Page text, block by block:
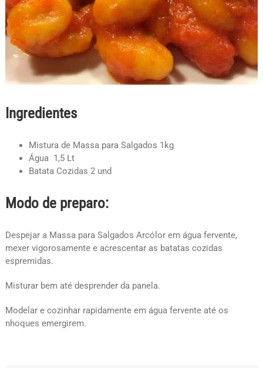
Ingredientes
Mistura de Massa para Salgados 1kg
Água 1,5 Lt
Batata Cozidas 2 und
Modo de preparo:
Despejar a Massa para Salgados Arcólor em água fervente,
mexer vigorosamente e acrescentar as batatas cozidas
espremidas.
Misturar bem até desprender da panela.
Modelar e cozinhar rapidamente em água fervente até os
nhoques emergirem.